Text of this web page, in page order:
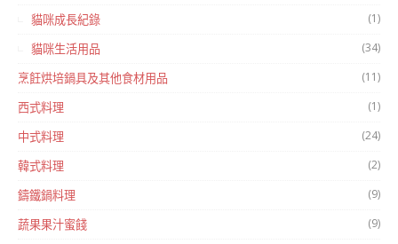
貓咪成長紀錄 (1)
貓咪生活用品 (34)
烹飪烘培鍋具及其他食材用品 (11)
西式料理 (1)
中式料理 (24)
韓式料理 (2)
鑄鐵鍋料理 (9)
蔬果果汁蜜餞 (9)